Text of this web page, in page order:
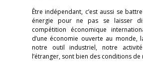
Être indépendant, c’est aussi se
énergie pour ne pas se laisser
compétition économique
d’une économie ouverte au monde,
notre outil industriel, notre
l’étranger, sont bien des conditions de